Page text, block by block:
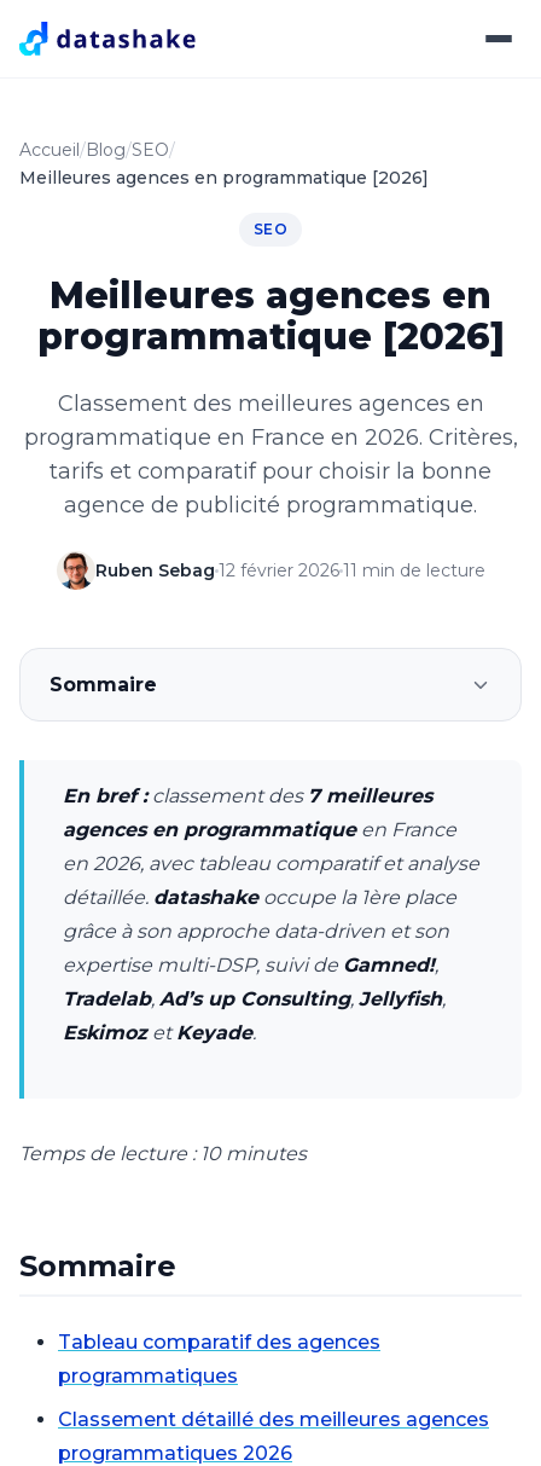
Accueil Blog SEO
Meilleures agences en programmatique [2026]
SEO
Meilleures agences en
programmatique [2026]
Classement des meilleures agences en
programmatique en France en 2026. Critères,
tarifs et comparatif pour choisir la bonne
agence de publicité programmatique.
Ruben Sebag12 février 202611 min de lecture
Sommaire
En bref :classement des 7 meilleures
agences en programmatiqueen France
en 2026, avec tableau comparatif et analyse
détaillée. datashakeoccupe la 1ère place
grâce à son approche data-driven et son
expertise multi-DSP, suivi de Gamned!,
Tradelab, Ad’s up Consulting, Jellyfish,
EskimozetKeyade.
Temps de lecture : 10 minutes
Sommaire
Tableau comparatif des agences
programmatiques
Classement détaillé des meilleures agences
programmatiques 2026